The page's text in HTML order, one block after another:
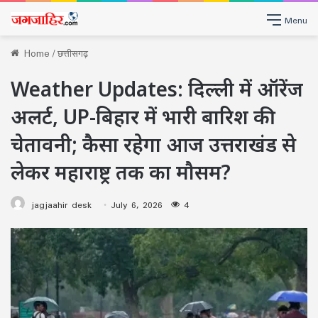
Menu
Home/छत्तीसगढ़
Weather Updates: दिल्ली में ऑरेंज
अलर्ट, UP-बिहार में भारी बारिश की
चेतावनी; कैसा रहेगा आज उत्तराखंड से
लेकर महाराष्ट्र तक का मौसम?
jagjaahir desk July 6, 2026 4